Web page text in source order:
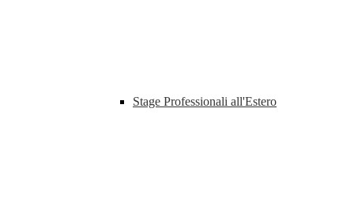
Stage Professionali all'Estero